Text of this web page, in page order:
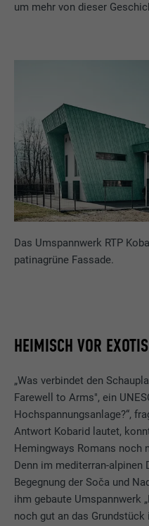
um mehr von dieser
Das Umspannwerk RTP
patinagrüne Fassade.
HEIMISCH VOR
„Was verbindet den
Farewell to Arms", ein
Hochspannungsanlage?“,
Antwort Kobarid lautet,
Hemingways Romans noch
Denn im mediterran-
Begegnung der Soča und
ihm gebaute Umspannwerk
noch gut an das